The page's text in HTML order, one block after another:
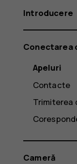
Introducere
Conectarea
Apeluri
Contacte
Trimiterea
Cameră